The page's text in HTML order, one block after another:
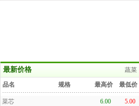
最新价格 蔬菜
品名 规格 最高价 最低价
扁豆
7.00
菠菜
7.50 5.50
菜芯
6.00 5.00